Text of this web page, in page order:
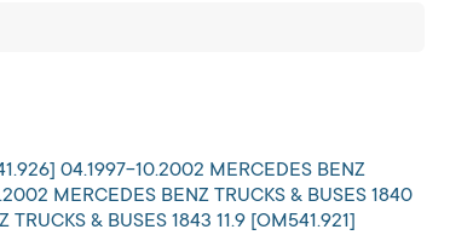
04.1997-10.2002 MERCEDES BENZ
MERCEDES BENZ TRUCKS & BUSES 1840
& BUSES 1843 11.9 [OM541.921]